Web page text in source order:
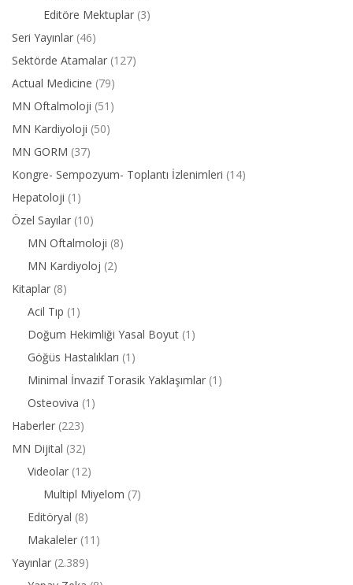
Editöre Mektuplar (3)
Seri Yayınlar (46)
Sektörde Atamalar (127)
Actual Medicine (79)
MN Oftalmoloji (51)
MN Kardiyoloji (50)
MN GORM (37)
Kongre- Sempozyum- Toplantı İzlenimleri (14)
Hepatoloji (1)
Özel Sayılar (10)
MN Oftalmoloji (8)
MN Kardiyoloj (2)
Kitaplar (8)
Acil Tıp (1)
Doğum Hekimliği Yasal Boyut (1)
Göğüs Hastalıkları (1)
Minimal İnvazif Torasik Yaklaşımlar (1)
Osteoviva (1)
Haberler (223)
MN Dijital (32)
Videolar (12)
Multipl Miyelom (7)
Editöryal (8)
Makaleler (11)
Yayınlar (2.389)